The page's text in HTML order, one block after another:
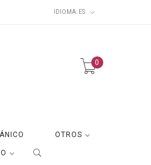
IDIOMA: ES
0
OTROS